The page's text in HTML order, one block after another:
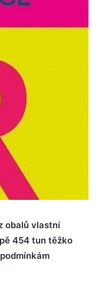
obalů vlastní
454 tun těžko